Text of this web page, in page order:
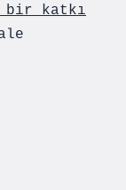
bir katkı